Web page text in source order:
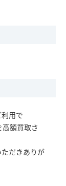
用で
額買取さ
だきありが